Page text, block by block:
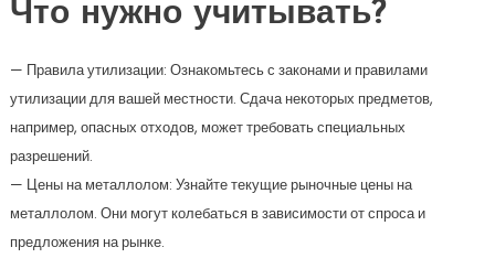
Что нужно учитывать?
— Правила утилизации: Ознакомьтесь с законами и правилами
утилизации для вашей местности. Сдача некоторых предметов,
например, опасных отходов, может требовать специальных
разрешений.
— Цены на металлолом: Узнайте текущие рыночные цены на
металлолом. Они могут колебаться в зависимости от спроса и
предложения на рынке.